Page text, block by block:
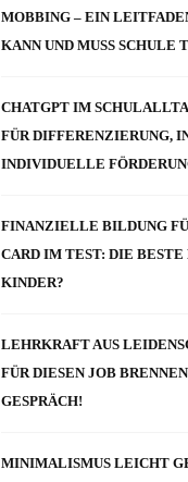
MOBBING – EIN
KANN UND MUSS SCHULE
CHATGPT IM
FÜR DIFFERENZIERUNG,
INDIVIDUELLE
FINANZIELLE BILDUNG
CARD IM TEST: DIE
KINDER?
LEHRKRAFT AUS
FÜR DIESEN JOB
GESPRÄCH!
MINIMALISMUS LEICHT